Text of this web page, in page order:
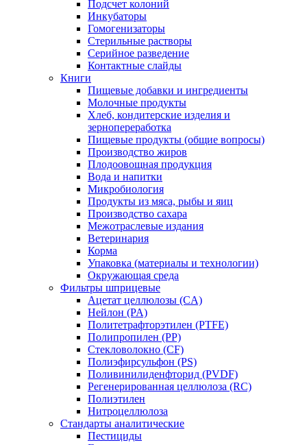
Подсчет колоний
Инкубаторы
Гомогенизаторы
Стерильные растворы
Серийное разведение
Контактные слайды
Книги
Пищевые добавки и ингредиенты
Молочные продукты
Хлеб, кондитерские изделия и
зернопереработка
Пищевые продукты (общие вопросы)
Производство жиров
Плодоовощная продукция
Вода и напитки
Микробиология
Продукты из мяса, рыбы и яиц
Производство сахара
Межотраслевые издания
Ветеринария
Корма
Упаковка (материалы и технологии)
Окружающая среда
Фильтры шприцевые
Ацетат целлюлозы (CA)
Нейлон (PA)
Политетрафторэтилен (PTFE)
Полипропилен (PP)
Стекловолокно (CF)
Полиэфирсульфон (PS)
Поливинилиденфторид (PVDF)
Регенерированная целлюлоза (RC)
Полиэтилен
Нитроцеллюлоза
Стандарты аналитические
Пестициды